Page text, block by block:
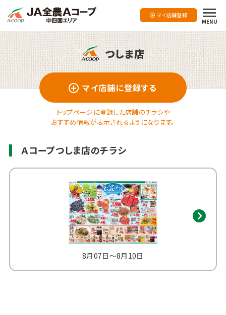
マイ店舗登録
MENU
つしま店
マイ店舗に登録する
トップページに登録した店舗のチラシや
おすすめ情報が表示されるようになります。
Ａコープつしま店のチラシ
8月07日～8月10日